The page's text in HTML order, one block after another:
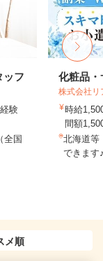
ッフ
験
全国
化粧品・
株式会社リ
時給
間額
北海道等
できま